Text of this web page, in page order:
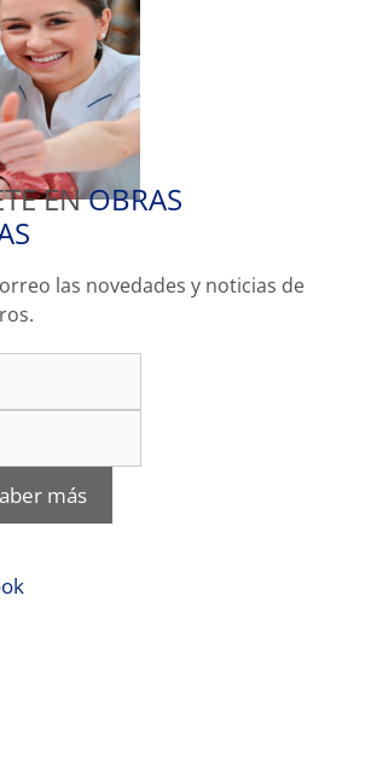
ENOBRAS
las novedades y noticias de
más